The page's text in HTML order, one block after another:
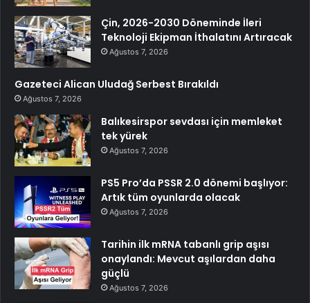
Çin, 2026-2030 Döneminde İleri
Teknoloji Ekipman İthalatını Artıracak
Ağustos 7, 2026
Gazeteci Alican Uludağ Serbest Bırakıldı
Ağustos 7, 2026
Balıkesirspor sevdası için memleket
tek yürek
Ağustos 7, 2026
PS5 Pro’da PSSR 2.0 dönemi başlıyor:
Artık tüm oyunlarda olacak
Ağustos 7, 2026
Tarihin ilk mRNA tabanlı grip aşısı
onaylandı: Mevcut aşılardan daha
güçlü
Ağustos 7, 2026